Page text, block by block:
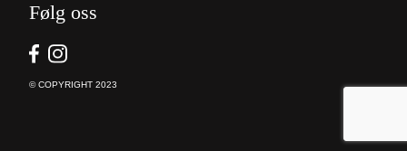
Følg oss
© COPYRIGHT 2023